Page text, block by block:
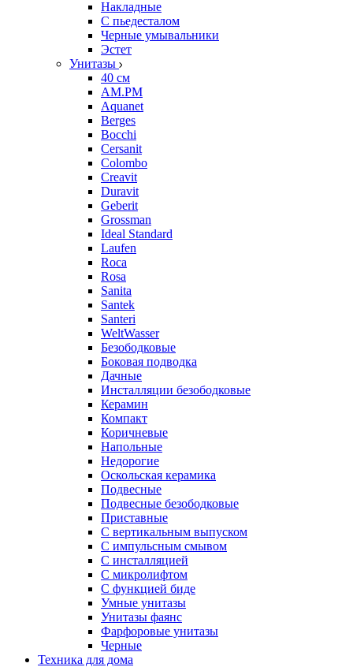
Накладные
С пьедесталом
Черные умывальники
Эстет
Унитазы
40 см
AM.PM
Aquanet
Berges
Bocchi
Cersanit
Colombo
Creavit
Duravit
Geberit
Grossman
Ideal Standard
Laufen
Roca
Rosa
Sanita
Santek
Santeri
WeltWasser
Безободковые
Боковая подводка
Дачные
Инсталляции безободковые
Керамин
Компакт
Коричневые
Напольные
Недорогие
Оскольская керамика
Подвесные
Подвесные безободковые
Приставные
С вертикальным выпуском
С импульсным смывом
С инсталляцией
С микролифтом
С функцией биде
Умные унитазы
Унитазы фаянс
Фарфоровые унитазы
Черные
Техника для дома